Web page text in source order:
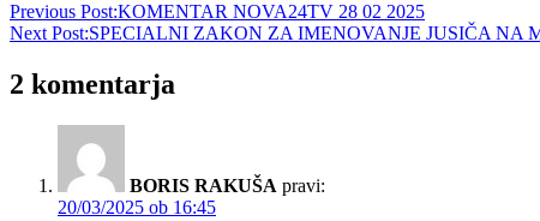
Previous Post:KOMENTAR NOVA24TV 28 02 2025
Next Post:SPECIALNI ZAKON ZA IMENOVANJE JUSIČA NA
2 komentarja
BORIS RAKUŠA pravi:
20/03/2025 ob 16:45